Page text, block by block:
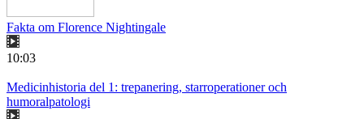
Fakta om Florence Nightingale
10:03
Medicinhistoria del 1: trepanering, starroperationer och
humoralpatologi